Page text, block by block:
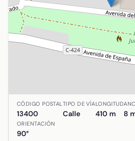
Ubicación de Avenida del
CÓDIGO POSTAL
13400
TIPO DE VÍA
Calle
LONGITUD
410 m 8
ORIENTACIÓN
90°